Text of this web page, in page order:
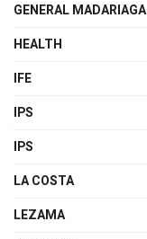
GENERAL MADARIAGA
HEALTH
IFE
IPS
IPS
LA COSTA
LEZAMA